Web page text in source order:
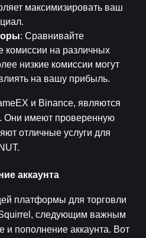
максимизировать ваш
: Сравнивайте
комиссии на различных
низкие комиссии могут
на вашу прибыль.
и Binance, являются
Они имеют проверенную
отличные услуги для
аккаунта
платформы для торговли
следующим важным
и пополнение аккаунта. Вот